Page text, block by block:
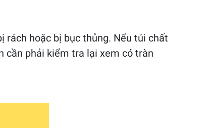
hoặc bị bục thủng. Nếu túi chất
cần phải kiểm tra lại xem có tràn